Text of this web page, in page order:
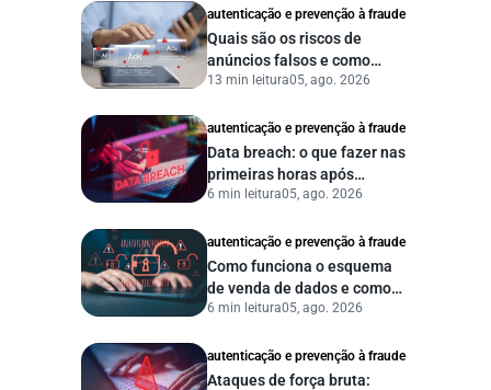
autenticação e prevenção à fraude
Quais são os riscos de
anúncios falsos e como
proteger seu negócio?
13 min leitura05, ago. 2026
autenticação e prevenção à fraude
Data breach: o que fazer nas
primeiras horas após
vazamento de dados?
6 min leitura05, ago. 2026
autenticação e prevenção à fraude
Como funciona o esquema
de venda de dados e como
proteger sua empresa?
6 min leitura05, ago. 2026
autenticação e prevenção à fraude
Ataques de força bruta: